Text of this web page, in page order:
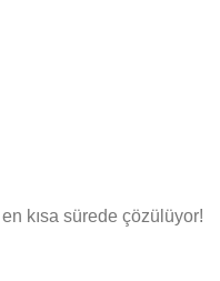
kısa sürede çözülüyor!